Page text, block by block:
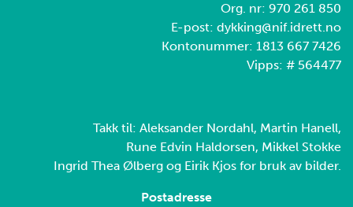
Org. nr: 970 261 850
E-post: dykking@nif.idrett.no
Kontonummer: 1813 667 7426
Vipps: # 564477
Takk til: Aleksander Nordahl, Martin Hanell,
Rune Edvin Haldorsen, Mikkel Stokke
Ingrid Thea Ølberg og Eirik Kjos for bruk av bilder.
Postadresse